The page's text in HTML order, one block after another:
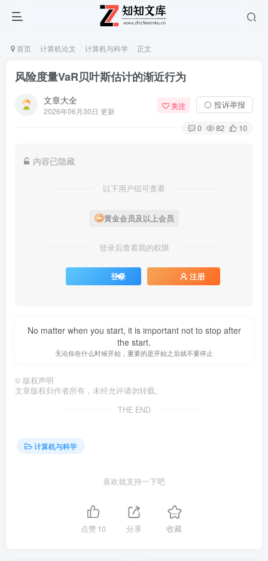
首页 计算机论文 计算机与科学 正文
风险度量VaR贝叶斯估计的渐近行为
文章大全
2026年06月30日 更新
关注 ⚪ 投诉举报
0 82 10
内容已隐藏
以下用户组可查看
黄金会员及以上会员
登录后查看我的权限
登录 注册
No matter when you start, it is important not to stop after
the start.
无论你在什么时候开始，重要的是开始之后就不要停止
© 版权声明
文章版权归作者所有，未经允许请勿转载。
THE END
计算机与科学
喜欢就支持一下吧
点赞10 分享 收藏